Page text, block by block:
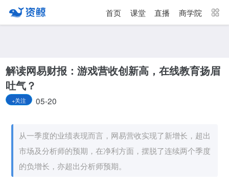
首页 课堂 直播 商学院
报告
世纪浪人：勇闯激流险滩，中国
EDA产业乘风破浪
05-17
解读网易财报：游戏营收创新高，在线教育扬眉
吐气？
+关注 05-20
从一季度的业绩表现而言，网易营收实现了新增长，超出
市场及分析师的预期，在净利方面，摆脱了连续两个季度
的负增长，亦超出分析师预期。